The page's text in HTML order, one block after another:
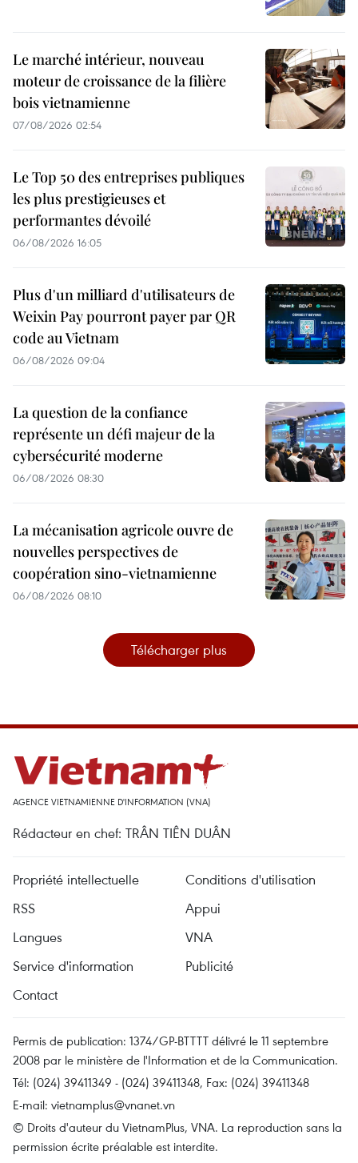
Le marché intérieur, nouveau
moteur de croissance de la filière
bois vietnamienne
07/08/2026 02:54
Le Top 50 des entreprises publiques
les plus prestigieuses et
performantes dévoilé
06/08/2026 16:05
Plus d'un milliard d'utilisateurs de
Weixin Pay pourront payer par QR
code au Vietnam
06/08/2026 09:04
La question de la confiance
représente un défi majeur de la
cybersécurité moderne
06/08/2026 08:30
La mécanisation agricole ouvre de
nouvelles perspectives de
coopération sino-vietnamienne
06/08/2026 08:10
Télécharger plus
AGENCE VIETNAMIENNE D'INFORMATION (VNA)
Rédacteur en chef: TRÂN TIÊN DUÂN
Propriété intellectuelle
Conditions d'utilisation
RSS
Appui
Langues
VNA
Service d'information
Publicité
Contact
Permis de publication: 1374/GP-BTTTT délivré le 11 septembre
2008 par le ministère de l'Information et de la Communication.
Tél: (024) 39411349 - (024) 39411348, Fax: (024) 39411348
E-mail: vietnamplus@vnanet.vn
© Droits d'auteur du VietnamPlus, VNA. La reproduction sans la
permission écrite préalable est interdite.